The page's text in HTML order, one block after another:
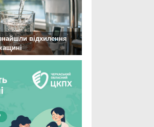
відхилення